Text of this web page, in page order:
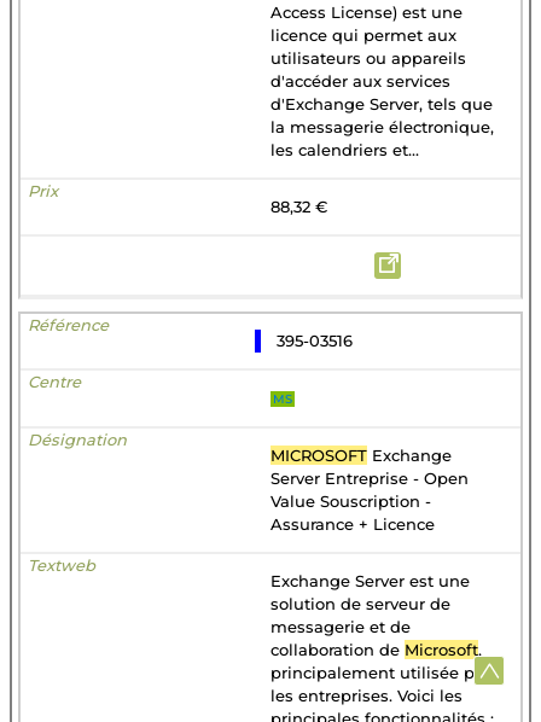
Access License) est une
licence qui permet aux
utilisateurs ou appareils
d'accéder aux services
d'Exchange Server, tels que
la messagerie électronique,
les calendriers et...
88,32 €
395-03516
MS
MICROSOFT Exchange
Server Entreprise - Open
Value Souscription -
Assurance + Licence
Exchange Server est une
solution de serveur de
messagerie et de
collaboration de Microsoft,
principalement utilisée par
les entreprises. Voici les